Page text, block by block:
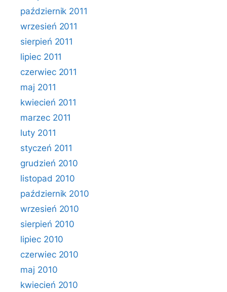
październik 2011
wrzesień 2011
sierpień 2011
lipiec 2011
czerwiec 2011
maj 2011
kwiecień 2011
marzec 2011
luty 2011
styczeń 2011
grudzień 2010
listopad 2010
październik 2010
wrzesień 2010
sierpień 2010
lipiec 2010
czerwiec 2010
maj 2010
kwiecień 2010